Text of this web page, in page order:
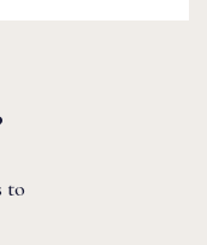
to